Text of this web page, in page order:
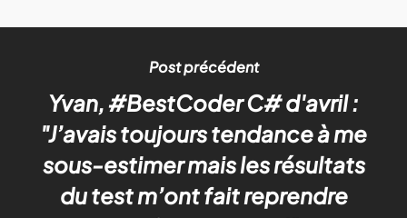
Post précédent
Yvan, #BestCoder C# d'avril :
"J’avais toujours tendance à me
sous-estimer mais les résultats
du test m’ont fait reprendre